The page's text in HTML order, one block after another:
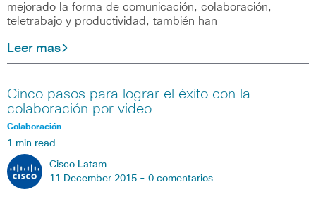
mejorado la forma de comunicación, colaboración,
teletrabajo y productividad, también han
Leer mas
Cinco pasos para lograr el éxito con la
colaboración por video
Colaboración
1 min read
Cisco Latam
11 December 2015 - 0 comentarios